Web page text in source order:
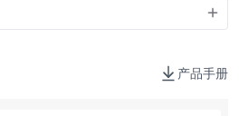
产品手册